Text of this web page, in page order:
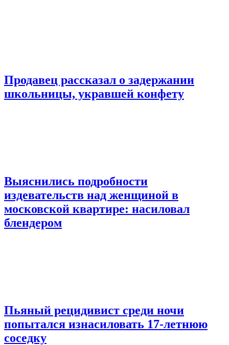
Продавец рассказал о задержании
школьницы, укравшей конфету
Выяснились подробности
издевательств над женщиной в
московской квартире: насиловал
блендером
Пьяный рецидивист среди ночи
попытался изнасиловать 17-летнюю
соседку